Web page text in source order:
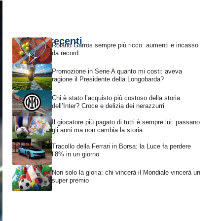
Articoli recentiRoland Garros sempre più ricco: aumenti e incasso
da record
Promozione in Serie A quanto mi costi: aveva
ragione il Presidente della Longobarda?
Chi è stato l’acquisto più costoso della storia
dell’Inter? Croce e delizia dei nerazzurri
Il giocatore più pagato di tutti è sempre lui: passano
gli anni ma non cambia la storia
Tracollo della Ferrari in Borsa: la Luce fa perdere
l’8% in un giorno
Non solo la gloria: chi vincerà il Mondiale vincerà un
super premio